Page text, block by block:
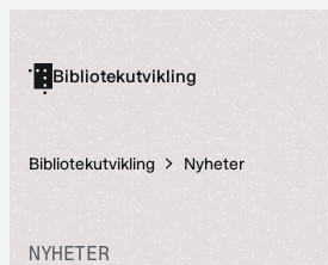
innholdBibliotekutvikling
Bibliotekutvikling Nyheter
NYHETER